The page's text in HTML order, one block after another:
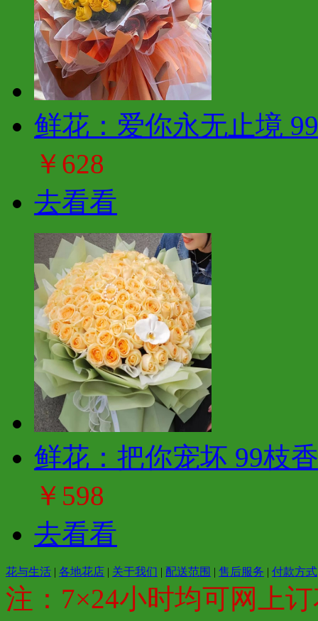
鲜花：爱你永无止境
￥628
去看看
鲜花：把你宠坏 99枝
￥598
去看看
花与生活 | 各地花店 | 关于我们 | 配送范围 | 售后服务 | 付款方式
注：7×24小时均可网上